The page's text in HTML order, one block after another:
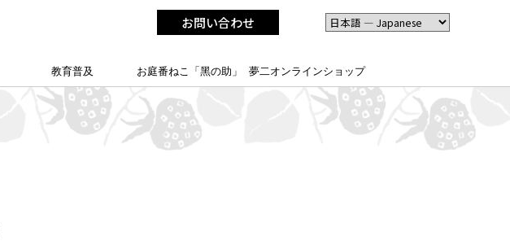
お問い合わせ
教育普及
こども夢二新聞
こども学芸員
校外学習について
夢二郷土美術館
ゆめじきょうどびじゅつかん
の
「あいうえお」
お庭番ねこ「黑の助」 夢二オンラインショップ